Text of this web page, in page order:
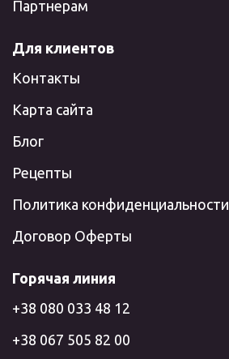
Партнерам
Для клиентов
Контакты
Карта сайта
Блог
Рецепты
Политика конфиденциальности
Договор Оферты
Горячая линия
+38 080 033 48 12
+38 067 505 82 00